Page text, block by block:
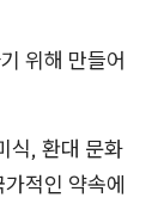
위해 만들어
식, 환대 문화
적인 약속에